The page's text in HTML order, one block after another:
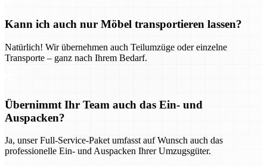
Kann ich auch nur Möbel transportieren lassen?
Natürlich! Wir übernehmen auch Teilumzüge oder einzelne
Transporte – ganz nach Ihrem Bedarf.
Übernimmt Ihr Team auch das Ein- und
Auspacken?
Ja, unser Full-Service-Paket umfasst auf Wunsch auch das
professionelle Ein- und Auspacken Ihrer Umzugsgüter.